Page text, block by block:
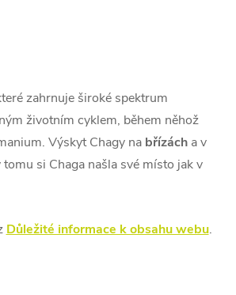
zahrnuje široké spektrum
životním cyklem, během něhož
Výskyt Chagy na břízácha v
si Chaga našla své místo jak v
Důležité informace k obsahu webu.